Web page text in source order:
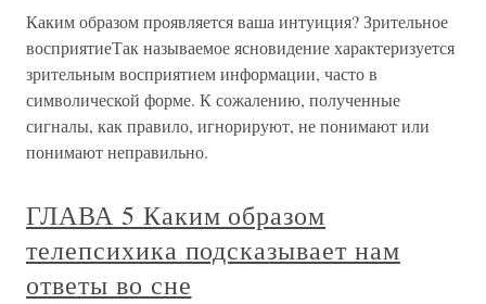
Каким образом проявляется ваша интуиция? Зрительное
восприятиеТак называемое ясновидение характеризуется
зрительным восприятием информации, часто в
символической форме. К сожалению, полученные
сигналы, как правило, игнорируют, не понимают или
понимают неправильно.
ГЛАВА 5 Каким образом
телепсихика подсказывает нам
ответы во сне